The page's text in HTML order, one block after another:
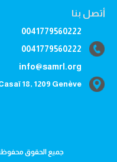
أتصل بنا
0041779560222
0041779560222
info@samrl.org
18, 1209 Genève
جميع الحقوق محفوظة لمنظمة